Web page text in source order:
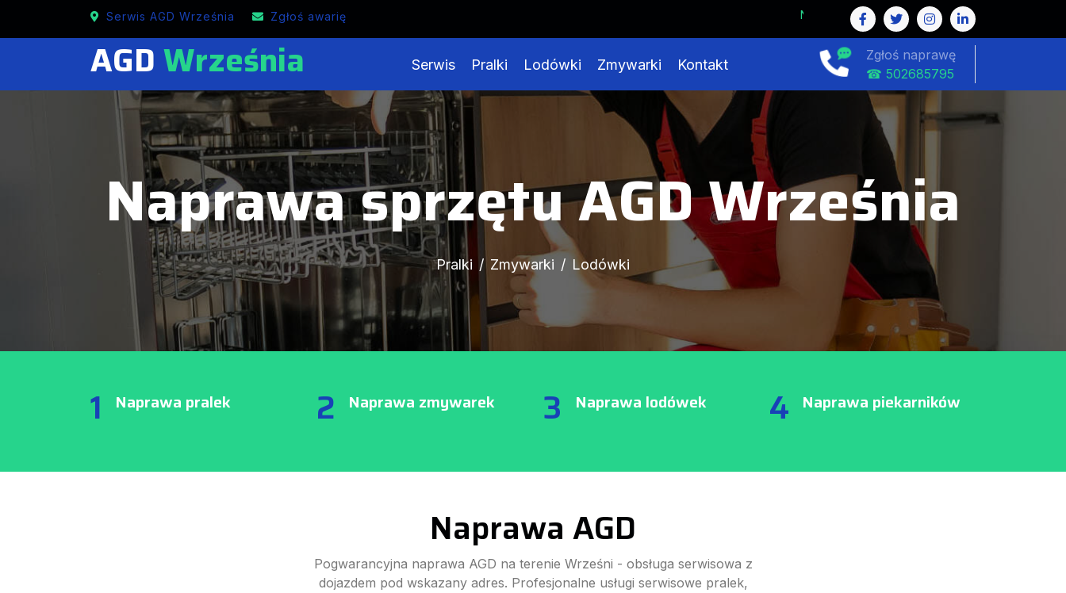
Serwis AGD Września Zgłoś awarię
Naprawa AGD we Wrześni
AGDWrześnia Serwis Pralki Lodówki Zmywarki Kontakt
Zgłoś naprawę
☎ 502685795
Naprawa sprzętu AGD Września
Pralki Zmywarki Lodówki
1 Naprawa pralek 2 Naprawa zmywarek 3 Naprawa lodówek 4 Naprawa piekarników
Naprawa AGD
Pogwarancyjna naprawa AGD na terenie Wrześni - obsługa serwisowa z
dojazdem pod wskazany adres. Profesjonalne usługi serwisowe pralek,